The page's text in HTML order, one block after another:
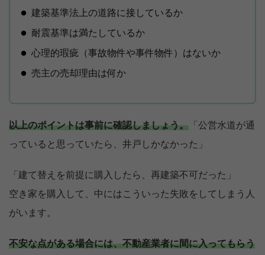
建築基準法上の道路に接しているか
耐震基準は満たしているか
心理的瑕疵（事故物件や事件物件）はないか
売主の売却理由は何か
以上のポイントは事前に確認しましょう。 「公営水道が通
っていると思っていたら、井戸しかなかった」
「建て替えを前提に購入したら、再建築不可だった」
空き家を購入して、中にはこういった失敗をしてしまう人
がいます。
不安な点がある場合には、不動産業者に間に入ってもらう